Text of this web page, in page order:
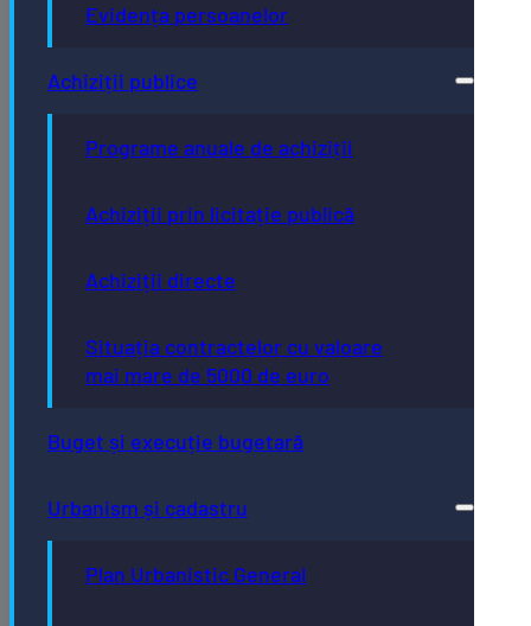
Evidența persoanelor
Achiziții publice
Programe anuale de achiziții
Achiziții prin licitație publică
Achiziții directe
Situația contractelor cu valoare
mai mare de 5000 de euro
Buget și execuție bugetară
Urbanism și cadastru
Plan Urbanistic General